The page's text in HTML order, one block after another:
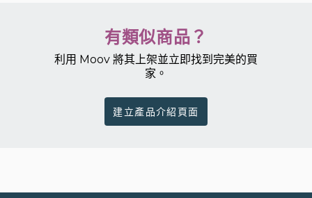
有類似商品？
利用 Moov 將其上架並立即找到完美的買
家。
建立產品介紹頁面